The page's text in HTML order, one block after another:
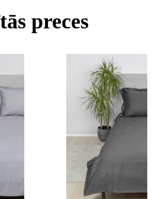
preces